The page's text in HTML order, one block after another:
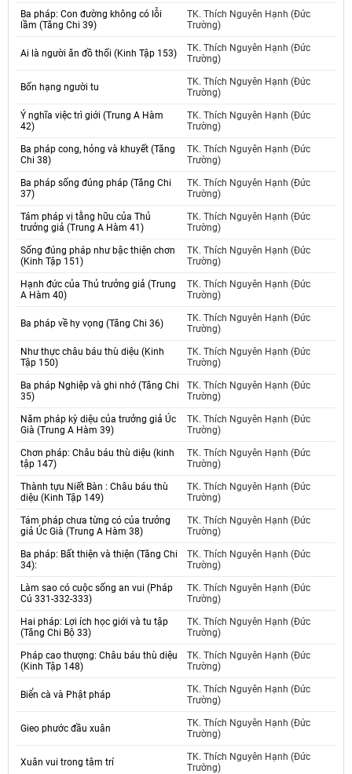
Ba pháp: Con đường không có lỗi
lầm (Tăng Chi 39)
TK. Thích Nguyên Hạnh (Đức
Trường)
Ai là người ăn đồ thối (Kinh Tập 153)
TK. Thích Nguyên Hạnh (Đức
Trường)
Bốn hạng người tu
TK. Thích Nguyên Hạnh (Đức
Trường)
Ý nghĩa việc trì giới (Trung A Hàm
42)
TK. Thích Nguyên Hạnh (Đức
Trường)
Ba pháp cong, hỏng và khuyết (Tăng
Chi 38)
TK. Thích Nguyên Hạnh (Đức
Trường)
Ba pháp sống đúng pháp (Tăng Chi
37)
TK. Thích Nguyên Hạnh (Đức
Trường)
Tám pháp vị tằng hữu của Thủ
trưởng giả (Trung A Hàm 41)
TK. Thích Nguyên Hạnh (Đức
Trường)
Sống đúng pháp như bậc thiện chơn
(Kinh Tập 151)
TK. Thích Nguyên Hạnh (Đức
Trường)
Hạnh đức của Thủ trưởng giả (Trung
A Hàm 40)
TK. Thích Nguyên Hạnh (Đức
Trường)
Ba pháp về hy vọng (Tăng Chi 36)
TK. Thích Nguyên Hạnh (Đức
Trường)
Như thực châu báu thù diệu (Kinh
Tập 150)
TK. Thích Nguyên Hạnh (Đức
Trường)
Ba pháp Nghiệp và ghi nhớ (Tăng Chi
35)
TK. Thích Nguyên Hạnh (Đức
Trường)
Năm pháp kỳ diệu của trưởng giả Úc
Già (Trung A Hàm 39)
TK. Thích Nguyên Hạnh (Đức
Trường)
Chơn pháp: Châu báu thù diệu (kinh
tập 147)
TK. Thích Nguyên Hạnh (Đức
Trường)
Thành tựu Niết Bàn : Châu báu thù
diệu (Kinh Tập 149)
TK. Thích Nguyên Hạnh (Đức
Trường)
Tám pháp chưa từng có của trưởng
giả Úc Già (Trung A Hàm 38)
TK. Thích Nguyên Hạnh (Đức
Trường)
Ba pháp: Bất thiện và thiện (Tăng Chi
34):
TK. Thích Nguyên Hạnh (Đức
Trường)
Làm sao có cuộc sống an vui (Pháp
Cú 331-332-333)
TK. Thích Nguyên Hạnh (Đức
Trường)
Hai pháp: Lợi ích học giới và tu tập
(Tăng Chi Bộ 33)
TK. Thích Nguyên Hạnh (Đức
Trường)
Pháp cao thượng: Châu báu thù diệu
(Kinh Tập 148)
TK. Thích Nguyên Hạnh (Đức
Trường)
Biển cà và Phật pháp
TK. Thích Nguyên Hạnh (Đức
Trường)
Gieo phước đầu xuân
TK. Thích Nguyên Hạnh (Đức
Trường)
Xuân vui trong tâm trí
TK. Thích Nguyên Hạnh (Đức
Trường)